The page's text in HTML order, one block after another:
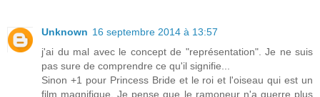
Unknown 16 septembre 2014 à 13:57
j'ai du mal avec le concept de "représentation". Je ne suis
pas sure de comprendre ce qu'il signifie...
Sinon +1 pour Princess Bride et le roi et l'oiseau qui est un
film magnifique. Je pense que le ramoneur n'a guerre plus